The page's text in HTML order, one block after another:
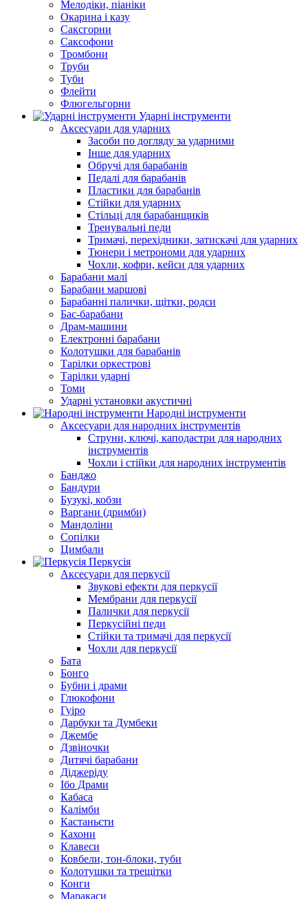
Мелодіки, піаніки
Окарина і казу
Саксгорни
Саксофони
Тромбони
Труби
Туби
Флейти
Флюгельгорни
Ударні інструменти
Аксесуари для ударних
Засоби по догляду за ударними
Інше для ударних
Обручі для барабанів
Педалі для барабанів
Пластики для барабанів
Стійки для ударних
Стільці для барабанщиків
Тренувальні педи
Тримачі, перехідники, затискачі для ударних
Тюнери і метрономи для ударних
Чохли, кофри, кейси для ударних
Барабани малі
Барабани маршові
Барабанні палички, щітки, родси
Бас-барабани
Драм-машини
Електронні барабани
Колотушки для барабанів
Тарілки оркестрові
Тарілки ударні
Томи
Ударні установки акустичні
Народні інструменти
Аксесуари для народних інструментів
Струни, ключі, каподастри для народних
інструментів
Чохли і стійки для народних інструментів
Банджо
Бандури
Бузукі, кобзи
Варгани (дримби)
Мандоліни
Сопілки
Цимбали
Перкусія
Аксесуари для перкусії
Звукові ефекти для перкусії
Мембрани для перкусії
Палички для перкусії
Перкусійні педи
Стійки та тримачі для перкусії
Чохли для перкусії
Бата
Бонго
Бубни і драми
Глюкофони
Гуіро
Дарбуки та Думбеки
Джембе
Дзвіночки
Дитячі барабани
Діджеріду
Ібо Драми
Кабаса
Калімби
Кастаньєти
Кахони
Клавеси
Ковбели, тон-блоки, туби
Колотушки та трещітки
Конги
Маракаси